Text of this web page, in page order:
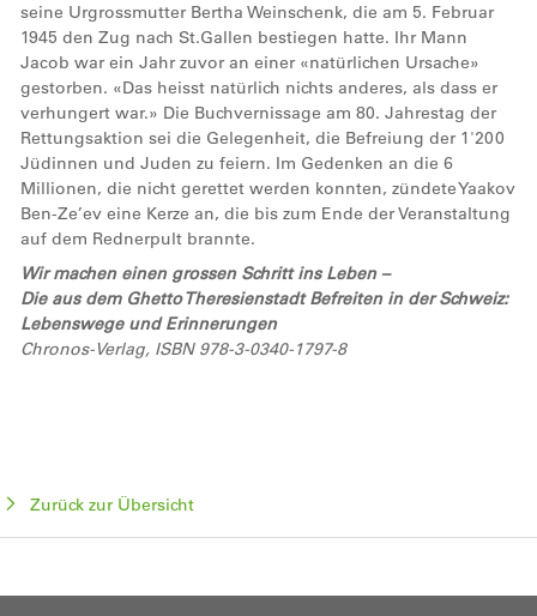
seine Urgrossmutter Bertha Weinschenk, die am 5. Februar
1945 den Zug nach St.Gallen bestiegen hatte. Ihr Mann
Jacob war ein Jahr zuvor an einer «natürlichen Ursache»
gestorben. «Das heisst natürlich nichts anderes, als dass er
verhungert war.» Die Buchvernissage am 80. Jahrestag der
Rettungsaktion sei die Gelegenheit, die Befreiung der 1'200
Jüdinnen und Juden zu feiern. Im Gedenken an die 6
Millionen, die nicht gerettet werden konnten, zündete Yaakov
Ben-Ze’ev eine Kerze an, die bis zum Ende der Veranstaltung
auf dem Rednerpult brannte.
Wir machen einen grossen Schritt ins Leben –
Die aus dem Ghetto Theresienstadt Befreiten in der Schweiz:
Lebenswege und Erinnerungen
Chronos-Verlag, ISBN 978-3-0340-1797-8
Zurück zur Übersicht